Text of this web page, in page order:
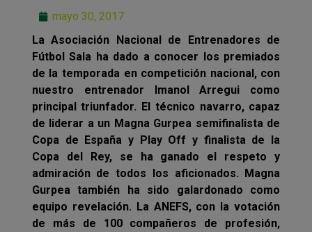
mayo 30, 2017
La Asociación Nacional de Entrenadores de
Fútbol Sala ha dado a conocer los premiados
de la temporada en competición nacional, con
nuestro entrenador Imanol Arregui como
principal triunfador. El técnico navarro, capaz
de liderar a un Magna Gurpea semifinalista de
Copa de España y Play Off y finalista de la
Copa del Rey, se ha ganado el respeto y
admiración de todos los aficionados. Magna
Gurpea también ha sido galardonado como
equipo revelación. La ANEFS, con la votación
de más de 100 compañeros de profesión,